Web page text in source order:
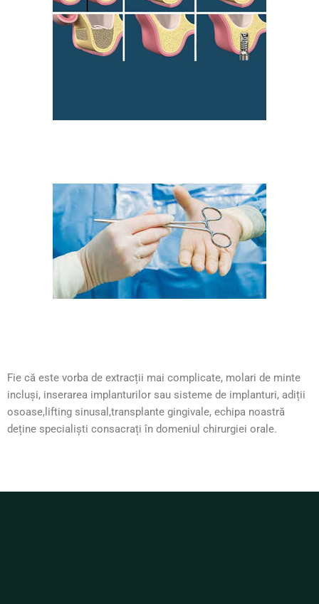
Fie că este vorba de extracții mai complicate, molari de minte
incluși, inserarea implanturilor sau sisteme de implanturi, adiții
osoase,lifting sinusal,transplante gingivale, echipa noastră
deține specialiști consacrați în domeniul chirurgiei orale.